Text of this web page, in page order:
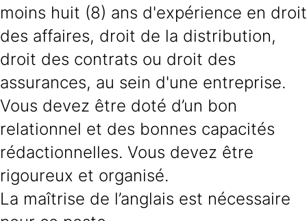
moins huit (8) ans d'expérience en droit
des affaires, droit de la distribution,
droit des contrats ou droit des
assurances, au sein d'une entreprise.
Vous devez être doté d’un bon
relationnel et des bonnes capacités
rédactionnelles. Vous devez être
rigoureux et organisé.
La maîtrise de l’anglais est nécessaire